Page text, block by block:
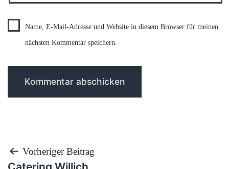
Name, E-Mail-Adresse und Website in diesem Browser für meinen
nächsten Kommentar speichern.
Beitragsnavigation
Vorheriger Beitrag